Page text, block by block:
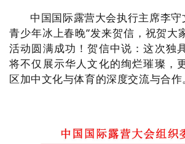
中国国际露营大会执行主席李
青少年冰上春晚”发来贺信，祝贺大
活动圆满成功！贺信中说：这次独
将不仅展示华人文化的绚烂璀璨，
区加中文化与体育的深度交流与合作